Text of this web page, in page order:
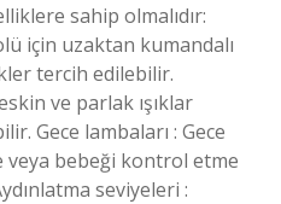
sahip olmalıdır:
için uzaktan kumandalı
tercih edilebilir.
ve parlak ışıklar
Gece lambaları : Gece
veya bebeği kontrol etme
seviyeleri :